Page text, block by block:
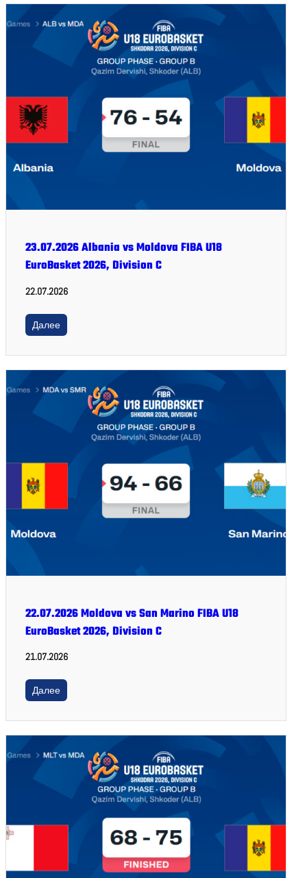
23.07.2026 Albania vs Moldova FIBA U18
EuroBasket 2026, Division C
22.07.2026
Далее
22.07.2026 Moldova vs San Marino FIBA U18
EuroBasket 2026, Division C
21.07.2026
Далее